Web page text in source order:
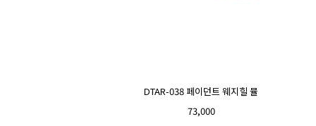
DTAR-038 페이던트 웨지힐 뮬
73,000